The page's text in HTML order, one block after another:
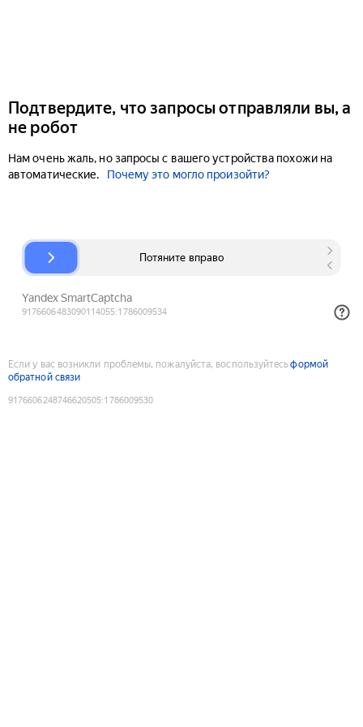
Подтвердите, что запросы отправляли вы, а
не робот
Нам очень жаль, но запросы с вашего устройства похожи на
автоматические.
Почему это могло произойти?
Если у вас возникли проблемы, пожалуйста, воспользуйтесьформой
обратной связи
9176606248746620505:1786009530